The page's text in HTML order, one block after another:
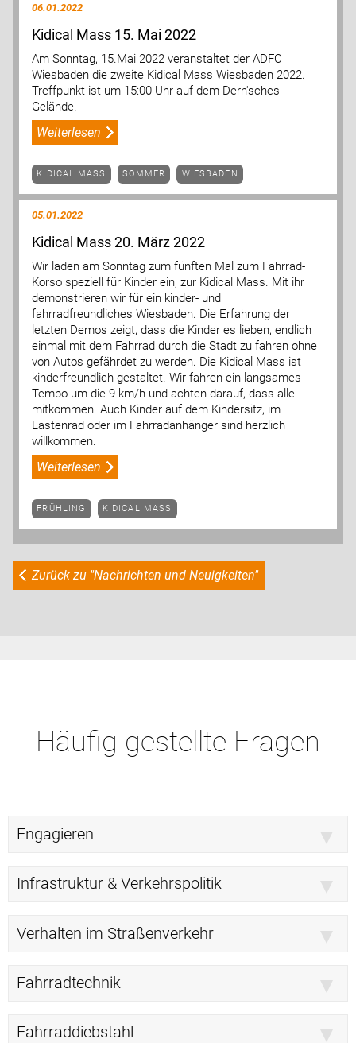
06.01.2022
Kidical Mass 15. Mai 2022
Am Sonntag, 15.Mai 2022 veranstaltet der ADFC
Wiesbaden die zweite Kidical Mass Wiesbaden 2022.
Treffpunkt ist um 15:00 Uhr auf dem Dern'sches
Gelände.
Weiterlesen
KIDICAL MASS SOMMER WIESBADEN
05.01.2022
Kidical Mass 20. März 2022
Wir laden am Sonntag zum fünften Mal zum Fahrrad-
Korso speziell für Kinder ein, zur Kidical Mass. Mit ihr
demonstrieren wir für ein kinder- und
fahrradfreundliches Wiesbaden. Die Erfahrung der
letzten Demos zeigt, dass die Kinder es lieben, endlich
einmal mit dem Fahrrad durch die Stadt zu fahren ohne
von Autos gefährdet zu werden. Die Kidical Mass ist
kinderfreundlich gestaltet. Wir fahren ein langsames
Tempo um die 9 km/h und achten darauf, dass alle
mitkommen. Auch Kinder auf dem Kindersitz, im
Lastenrad oder im Fahrradanhänger sind herzlich
willkommen.
Weiterlesen
FRÜHLING KIDICAL MASS
Zurück zu "Nachrichten und Neuigkeiten"
Häufig gestellte Fragen
Engagieren
Infrastruktur & Verkehrspolitik
Verhalten im Straßenverkehr
Fahrradtechnik
Fahrraddiebstahl